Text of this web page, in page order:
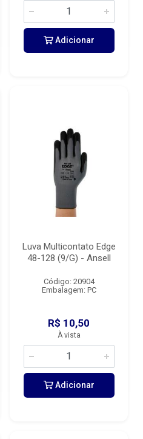
Adicionar
Luva Multicontato Edge
48-128 (9/G) - Ansell
Código: 20904
Embalagem: PC
R$ 10,50
À vista
Adicionar